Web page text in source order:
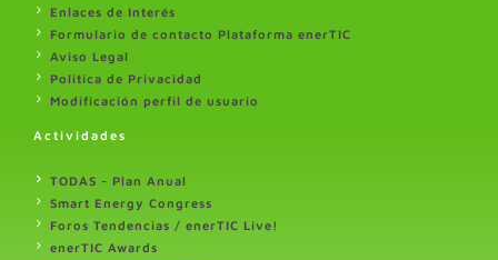
Enlaces de Interés
Formulario de contacto Plataforma enerTIC
Aviso Legal
Politica de Privacidad
Modificación perfil de usuario
Actividades
TODAS - Plan Anual
Smart Energy Congress
Foros Tendencias / enerTIC Live!
enerTIC Awards